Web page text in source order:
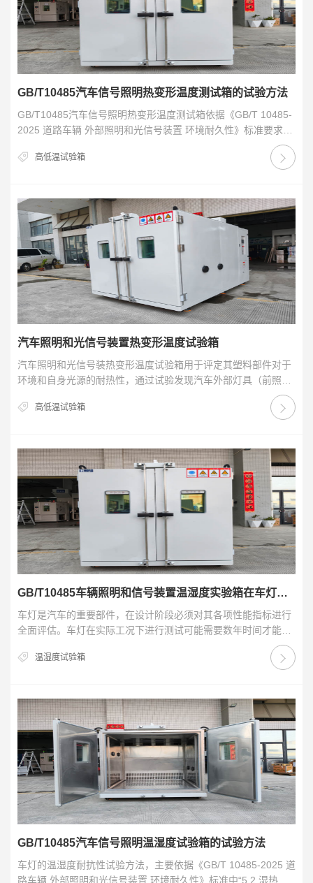
GB/T10485汽车信号照明热变形温度测试箱的试验方法
GB/T10485汽车信号照明热变形温度测试箱依据《GB/T 10485-
2025 道路车辆 外部照明和光信号装置 环境耐久性》标准要求设
高低温试验箱
汽车照明和光信号装置热变形温度试验箱
汽车照明和光信号装热变形温度试验箱用于评定其塑料部件对于
环境和自身光源的耐热性，通过试验发现汽车外部灯具（前照
高低温试验箱
GB/T10485车辆照明和信号装置温湿度实验箱在车灯测试中的应用
车灯是汽车的重要部件，在设计阶段必须对其各项性能指标进行
全面评估。车灯在实际工况下进行测试可能需要数年时间才能观
温湿度试验箱
GB/T10485汽车信号照明温湿度试验箱的试验方法
车灯的温湿度耐抗性试验方法，主要依据《GB/T 10485-2025 道
路车辆 外部照明和光信号装置 环境耐久性》标准中“5.2 湿热循